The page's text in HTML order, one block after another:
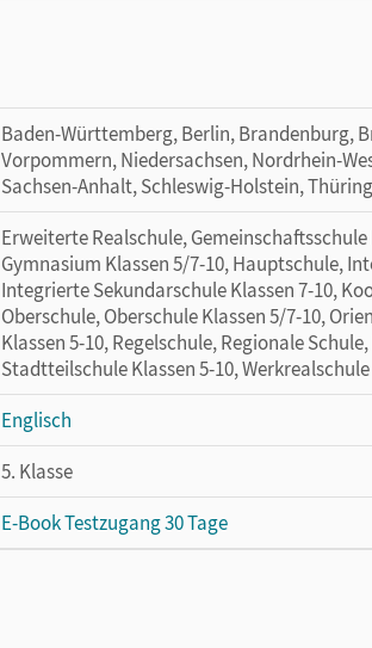
Baden-Württemberg, Berlin, Brandenburg,
Vorpommern, Niedersachsen, Nordrhein-
Sachsen-Anhalt, Schleswig-Holstein,
Erweiterte Realschule,
Gymnasium Klassen 5/7-10, Hauptschule,
Integrierte Sekundarschule Klassen 7-10,
Oberschule, Oberschule Klassen 5/7-10,
Klassen 5-10, Regelschule, Regionale
Stadtteilschule Klassen 5-10, Werkrealschule
Englisch
5. Klasse
E-Book Testzugang 30 Tage